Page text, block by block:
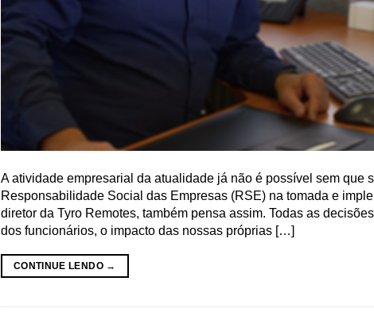
A atividade empresarial da atualidade já não é possível sem que
Responsabilidade Social das Empresas (RSE) na tomada e
diretor da Tyro Remotes, também pensa assim. Todas as
dos funcionários, o impacto das nossas próprias […]
CONTINUE LENDO →